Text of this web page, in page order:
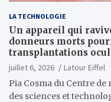
LA TECHNOLOGIE
Un appareil qui
donneurs morts
transplantations
juillet 6, 2026
Latour Eiffel
Pia Cosma du Centre
des sciences et